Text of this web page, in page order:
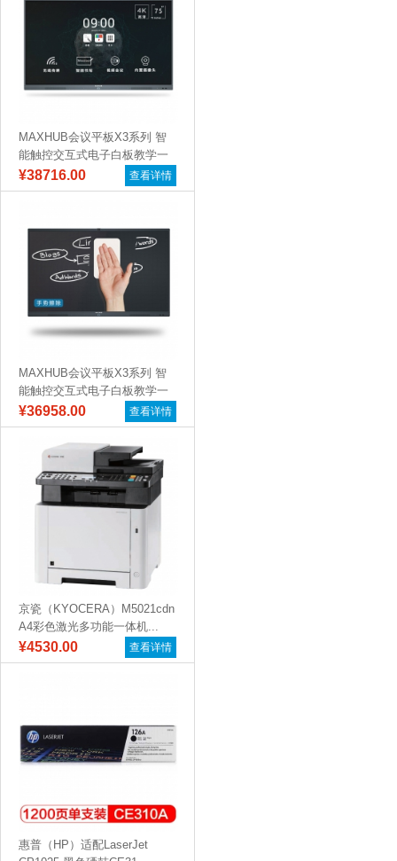
MAXHUB会议平板X3系列 智
能触控交互式电子白板教学一
体机远...
¥38716.00 查看详情
MAXHUB会议平板X3系列 智
能触控交互式电子白板教学一
体机远...
¥36958.00 查看详情
京瓷（KYOCERA）M5021cdn
A4彩色激光多功能一体机...
¥4530.00 查看详情
惠普（HP）适配LaserJet